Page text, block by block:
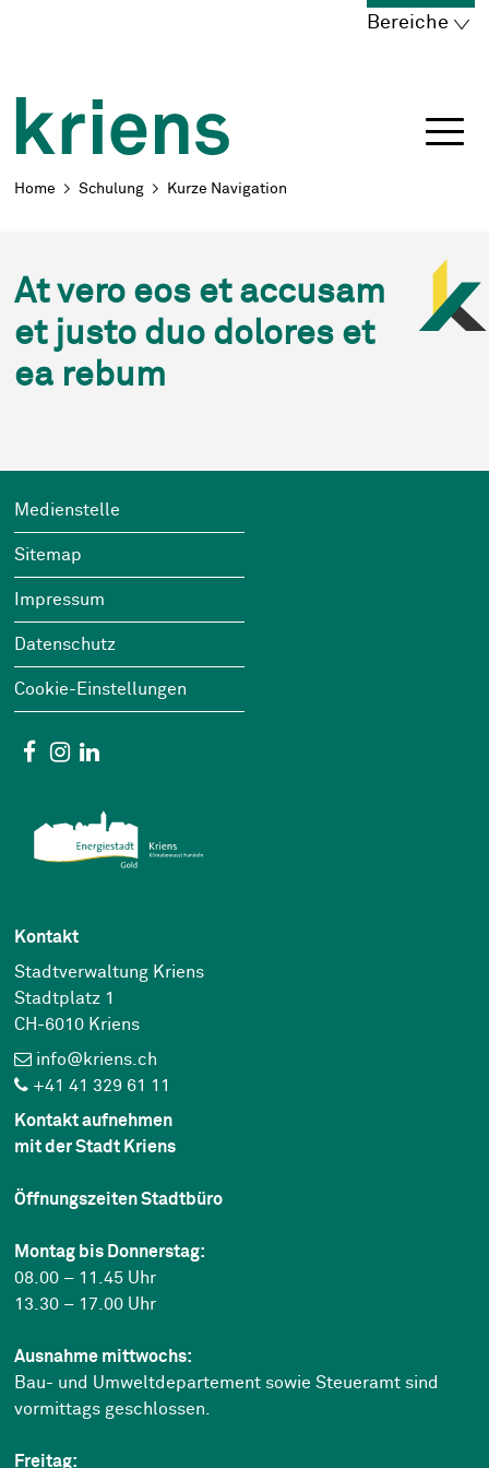
Navigieren in Kriens
Bereiche
Breadcrumb
Home Schulung Kurze Navigation
At vero eos et accusam
et justo duo dolores et
ea rebum
Footer
Wichtige Links
Medienstelle
Sitemap
Impressum
Datenschutz
Cookie-Einstellungen
Social Media
Facebook
Instagram
Kontakt
Stadtverwaltung Kriens
Stadtplatz 1
CH-6010 Kriens
info@kriens.ch
+41 41 329 61 11
Kontakt aufnehmen
mit der Stadt Kriens
Öffnungszeiten Stadtbüro
Montag bis Donnerstag:
08.00 – 11.45 Uhr
13.30 – 17.00 Uhr
Ausnahme mittwochs:
Bau- und Umweltdepartement sowie Steueramt sind
vormittags geschlossen.
Freitag: